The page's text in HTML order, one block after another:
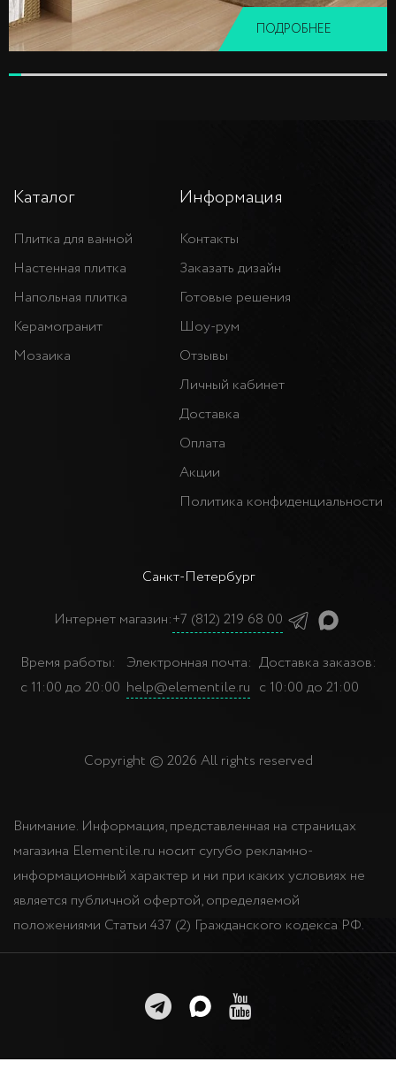
ПОДРОБНЕЕ
Санкт-Петербург
Интернет магазин:+7 (812) 219 68 00
Время работы:
с 11:00 до 20:00
Электронная почта:
help@elementile.ru
Доставка заказов:
с 10:00 до 21:00
Каталог
Плитка для ванной
Настенная плитка
Напольная плитка
Керамогранит
Мозаика
Информация
Контакты
Заказать дизайн
Готовые решения
Шоу-рум
Отзывы
Личный кабинет
Доставка
Оплата
Акции
Политика конфиденциальности
Copyright © 2026 All rights reserved
Внимание. Информация, представленная на страницах
магазина Elementile.ru носит сугубо рекламно-
информационный характер и ни при каких условиях не
является публичной офертой, определяемой
положениями Статьи 437 (2) Гражданского кодекса РФ.